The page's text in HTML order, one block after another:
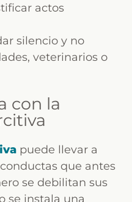
actos
silencio y no
veterinarios o
con la
puede llevar a
que antes
se debilitan sus
se instala una